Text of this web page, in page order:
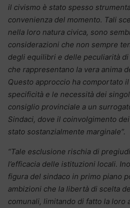
il civismo è stato spesso
convenienza del momento. Tali
nella loro natura civica, sono
considerazioni che non sempre
degli equilibri e delle peculiarità
che rappresentano la vera anima
Questo approccio ha comportato
specificità e le necessità dei
consiglio provinciale a un
Sindaci, dove il coinvolgimento
stato sostanzialmente marginale”.
“Tale esclusione rischia di
l’efficacia delle istituzioni locali.
figura del sindaco in primo piano
ambizioni che la libertà di scelta
comunali, limitando di fatto la loro